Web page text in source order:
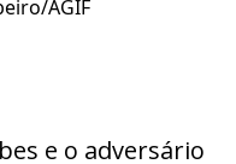
AGIF
e o adversário